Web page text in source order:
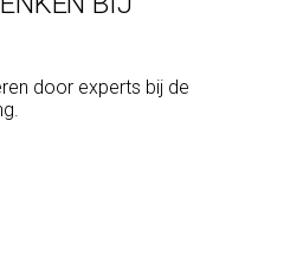
door experts bij de